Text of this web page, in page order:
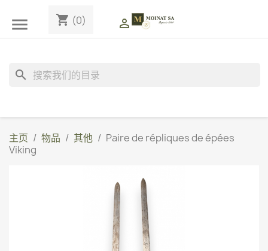
 shopping_cart (0) 
search
主页 物品 其他
Paire de répliques de épées
Viking